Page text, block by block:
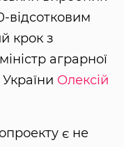
відсотковим
крок з
аграрної
Олексій
є не